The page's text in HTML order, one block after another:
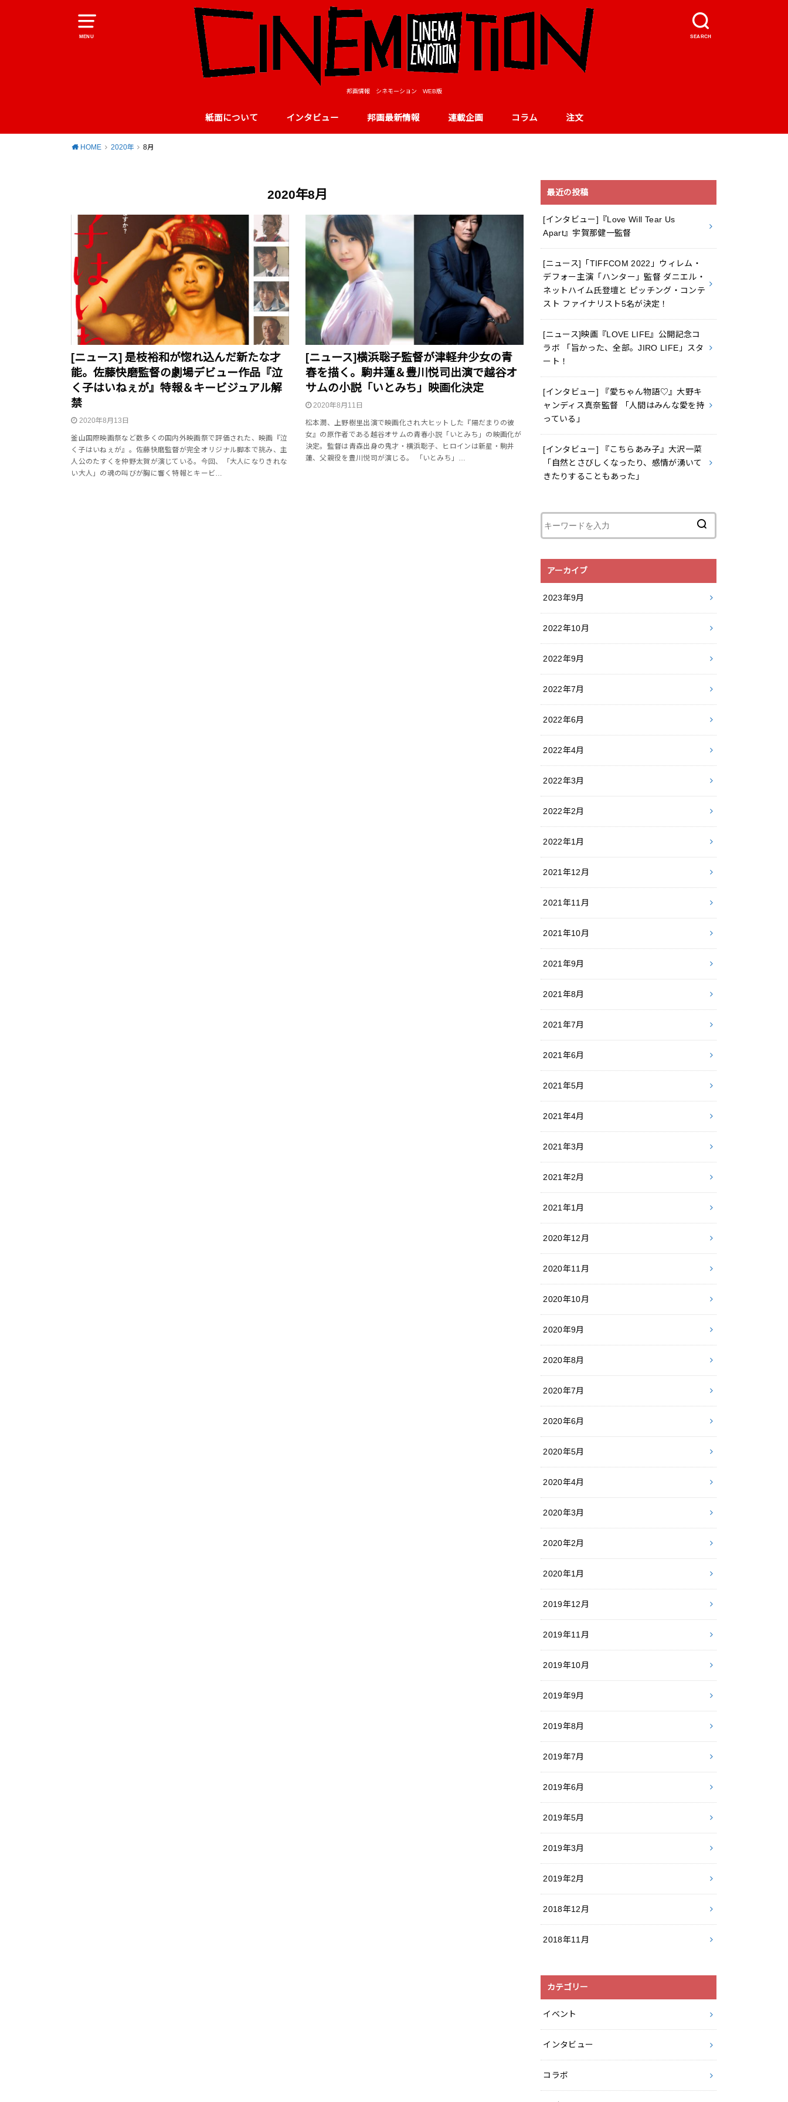
MENU SEARCH
邦画情報 シネモーション WEB版
紙面について インタビュー 邦画最新情報 連載企画 コラム 注文
HOME 2020年 8月
2020年8月
[ニュース] 是枝裕和が惚れ込んだ新たな才
能。佐藤快磨監督の劇場デビュー作品『泣
く子はいねぇが』特報＆キービジュアル解
禁
2020年8月13日
釜山国際映画祭など数多くの国内外映画祭で評価された、映画『泣
く子はいねぇが』。佐藤快磨監督が完全オリジナル脚本で挑み、主
人公のたすくを仲野太賀が演じている。今回、「大人になりきれな
い大人」の魂の叫びが胸に響く特報とキービ…
[ニュース]横浜聡子監督が津軽弁少女の青
春を描く。駒井蓮＆豊川悦司出演で越谷オ
サムの小説「いとみち」映画化決定
2020年8月11日
松本潤、上野樹里出演で映画化され大ヒットした『陽だまりの彼
女』の原作者である越谷オサムの青春小説「いとみち」の映画化が
決定。監督は青森出身の鬼才・横浜聡子、ヒロインは新星・駒井
蓮、父親役を豊川悦司が演じる。 「いとみち」…
最近の投稿
[インタビュー]『Love Will Tear Us
Apart』宇賀那健一監督
[ニュース]「TIFFCOM 2022」ウィレム・
デフォー主演「ハンター」監督 ダニエル・
ネットハイム氏登壇と ピッチング・コンテ
スト ファイナリスト5名が決定！
[ニュース]映画『LOVE LIFE』公開記念コ
ラボ 「旨かった、全部。JIRO LIFE」スタ
ート！
[インタビュー] 『愛ちゃん物語♡』大野キ
ャンディス真奈監督 「人間はみんな愛を持
っている」
[インタビュー] 『こちらあみ子』大沢一菜
「自然とさびしくなったり、感情が湧いて
きたりすることもあった」
アーカイブ
2023年9月
2022年10月
2022年9月
2022年7月
2022年6月
2022年4月
2022年3月
2022年2月
2022年1月
2021年12月
2021年11月
2021年10月
2021年9月
2021年8月
2021年7月
2021年6月
2021年5月
2021年4月
2021年3月
2021年2月
2021年1月
2020年12月
2020年11月
2020年10月
2020年9月
2020年8月
2020年7月
2020年6月
2020年5月
2020年4月
2020年3月
2020年2月
2020年1月
2019年12月
2019年11月
2019年10月
2019年9月
2019年8月
2019年7月
2019年6月
2019年5月
2019年3月
2019年2月
2018年12月
2018年11月
カテゴリー
イベント
インタビュー
コラボ